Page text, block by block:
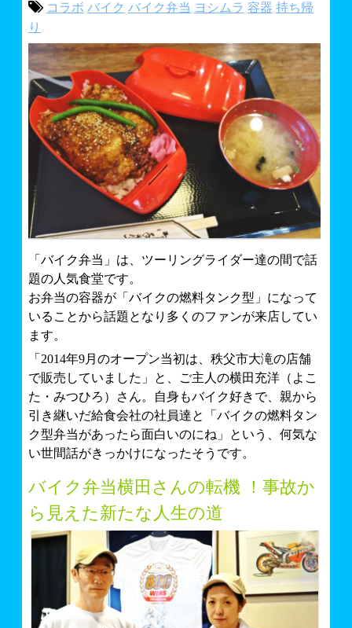
スモールのハッピーバイクライフ
ライフプロテクトナビ～秩父地域情報BLOG～
お問合せ
コラボ バイク バイク弁当 ヨシムラ 容器 持ち帰
り
「バイク弁当」は、ツーリングライダー達の間で話
題の人気食堂です。
お弁当の容器が「バイクの燃料タンク型」になって
いることから話題となり多くのファンが来店してい
ます。
「2014年9月のオープン当初は、秩父市大滝の店舗
で販売していました」と、ご主人の横田充洋（よこ
た・みつひろ）さん。自身もバイク好きで、親から
引き継いだ給食会社の社員達と「バイクの燃料タン
ク型弁当があったら面白いのにね」という、何気な
い世間話がきっかけになったそうです。
バイク弁当横田さんの転機 ！事故か
ら見えた新たな人生の道